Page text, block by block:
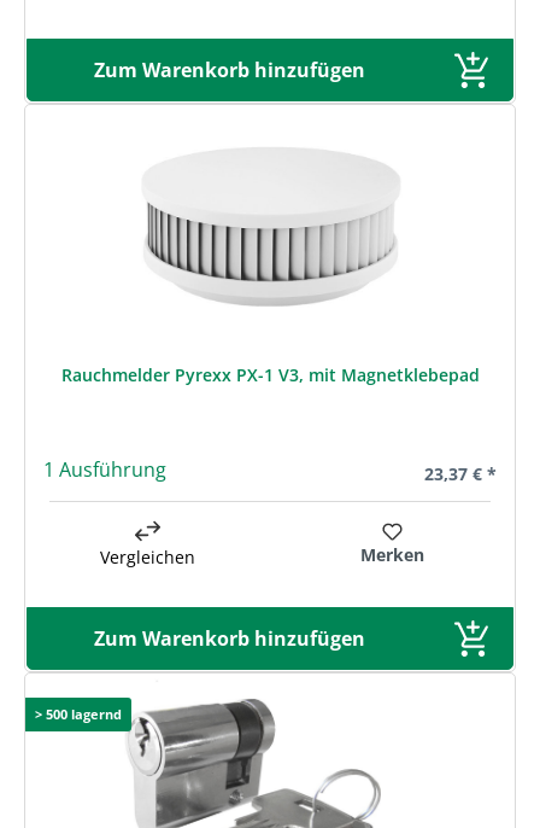
Zum Warenkorb hinzufügen
Rauchmelder Pyrexx PX-1 V3, mit Magnetklebepad
1 Ausführung Regulärer
23,37 € *
Vergleichen Merken
Zum Warenkorb hinzufügen
> 500 lagernd